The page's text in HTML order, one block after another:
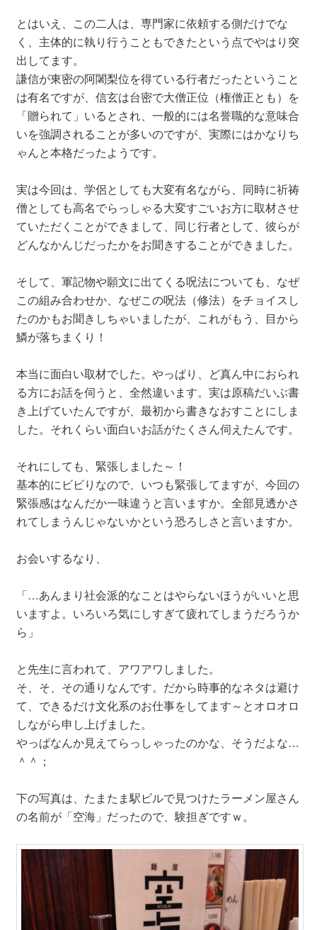
とはいえ、この二人は、専門家に依頼する側だけでな
く、主体的に執り行うこともできたという点でやはり突
出してます。
謙信が東密の阿闍梨位を得ている行者だったということ
は有名ですが、信玄は台密で大僧正位（権僧正とも）を
「贈られて」いるとされ、一般的には名誉職的な意味合
いを強調されることが多いのですが、実際にはかなりち
ゃんと本格だったようです。
実は今回は、学侶としても大変有名ながら、同時に祈祷
僧としても高名でらっしゃる大変すごいお方に取材させ
ていただくことができまして、同じ行者として、彼らが
どんなかんじだったかをお聞きすることができました。
そして、軍記物や願文に出てくる呪法についても、なぜ
この組み合わせか、なぜこの呪法（修法）をチョイスし
たのかもお聞きしちゃいましたが、これがもう、目から
鱗が落ちまくり！
本当に面白い取材でした。やっぱり、ど真ん中におられ
る方にお話を伺うと、全然違います。実は原稿だいぶ書
き上げていたんですが、最初から書きなおすことにしま
した。それくらい面白いお話がたくさん伺えたんです。
それにしても、緊張しました～！
基本的にビビりなので、いつも緊張してますが、今回の
緊張感はなんだか一味違うと言いますか。全部見透かさ
れてしまうんじゃないかという恐ろしさと言いますか。
お会いするなり、
「…あんまり社会派的なことはやらないほうがいいと思
いますよ。いろいろ気にしすぎて疲れてしまうだろうか
ら」
と先生に言われて、アワアワしました。
そ、そ、その通りなんです。だから時事的なネタは避け
て、できるだけ文化系のお仕事をしてます～とオロオロ
しながら申し上げました。
やっぱなんか見えてらっしゃったのかな、そうだよな…
＾＾；
下の写真は、たまたま駅ビルで見つけたラーメン屋さん
の名前が「空海」だったので、験担ぎですｗ。